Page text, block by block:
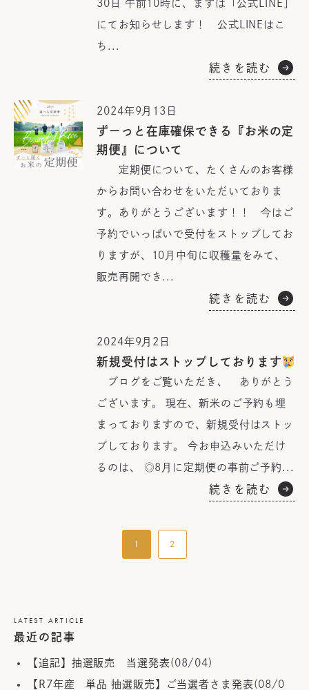
LATEST ARTICLE
最近の記事
【追記】抽選販売 当選発表(08/04)
【R7年産 単品 抽選販売】ご当選者さま発表(08/0
30日 午前10時に、まずは「公式LINE」
にてお知らせします！ 公式LINEはこ
ち...
続きを読む
2024年9月13日
ずーっと在庫確保できる『お米の定
期便』について
定期便について、たくさんのお客様
からお問い合わせをいただいておりま
す。ありがとうございます！！ 今はご
予約でいっぱいで受付をストップしてお
りますが、10月中旬に収穫量をみて、
販売再開でき...
続きを読む
2024年9月2日
新規受付はストップしております
ブログをご覧いただき、 ありがとう
ございます。 現在、新米のご予約も埋
まっておりますので、新規受付はストッ
プしております。 今お申込みいただけ
るのは、 ◎8月に定期便の事前ご予約...
続きを読む
1 2